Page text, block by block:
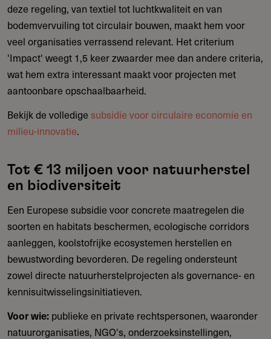
deze regeling, van textiel tot luchtkwaliteit en van
bodemvervuiling tot circulair bouwen, maakt hem voor
veel organisaties verrassend relevant. Het criterium
'Impact' weegt 1,5 keer zwaarder mee dan andere criteria,
wat hem extra interessant maakt voor projecten met
aantoonbare opschaalbaarheid.
Bekijk de volledige subsidie voor circulaire economie en
milieu-innovatie.
Tot € 13 miljoen voor natuurherstel
en biodiversiteit
Een Europese subsidie voor concrete maatregelen die
soorten en habitats beschermen, ecologische corridors
aanleggen, koolstofrijke ecosystemen herstellen en
bewustwording bevorderen. De regeling ondersteunt
zowel directe natuurherstelprojecten als governance- en
kennisuitwisselingsinitiatieven.
Voor wie: publieke en private rechtspersonen, waaronder
natuurorganisaties, NGO's, onderzoeksinstellingen,